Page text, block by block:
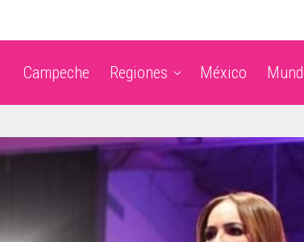
Campeche Regiones México